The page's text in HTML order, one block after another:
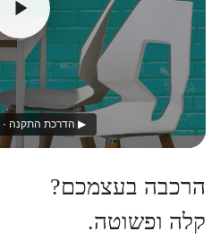
▶ הדרכת התקנה · 4:12 דקות
הרכבה בעצמכם?
קלה ופשוטה.